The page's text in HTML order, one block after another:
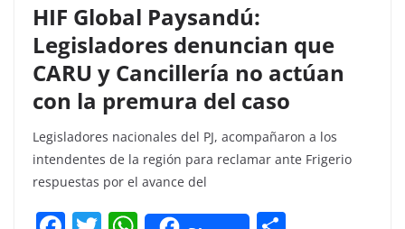
HIF Global Paysandú:
Legisladores denuncian que
CARU y Cancillería no actúan
con la premura del caso
Legisladores nacionales del PJ, acompañaron a los
intendentes de la región para reclamar ante Frigerio
respuestas por el avance del